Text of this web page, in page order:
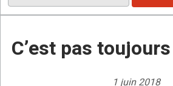
C’est pas
1 juin 2018